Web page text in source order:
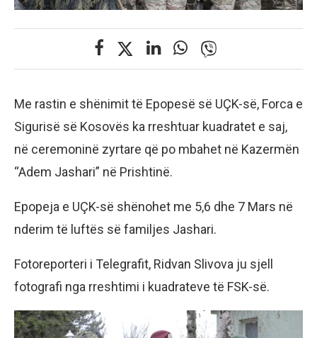
Me rastin e shënimit të Epopesë së UÇK-së, Forca e
Sigurisë së Kosovës ka rreshtuar kuadratet e saj,
në ceremoninë zyrtare që po mbahet në Kazermën
“Adem Jashari” në Prishtinë.
Epopeja e UÇK-së shënohet me 5,6 dhe 7 Mars në
nderim të luftës së familjes Jashari.
Fotoreporteri i Telegrafit, Ridvan Slivova ju sjell
fotografi nga rreshtimi i kuadrateve të FSK-së.